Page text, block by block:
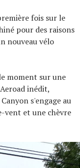
fois sur le
pour des raisons
nouveau vélo
moment sur une
inédit,
s'engage au
vent et une chèvre